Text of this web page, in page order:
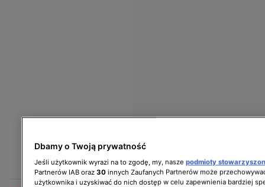
Dbamy o Twoją prywatność
Jeśli użytkownik wyrazi na to zgodę, my, nasze podmioty
Partnerów IAB oraz 30 innych Zaufanych Partnerów może
użytkownika i uzyskiwać do nich dostęp w celu zapewnienia bardziej